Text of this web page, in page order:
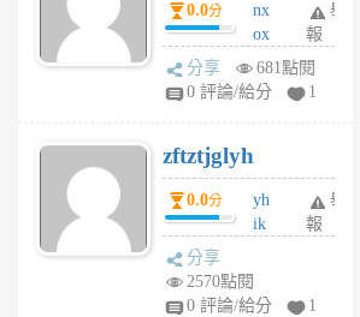
月
前
0.0分
nx
ox
rh
pe
月
前
舉
報
分享
681點閱
0 評論/給分
1
zftztjglyh
0.0分
yh
ik
tu
舉
報
分享
2570點閱
0 評論/給分
1